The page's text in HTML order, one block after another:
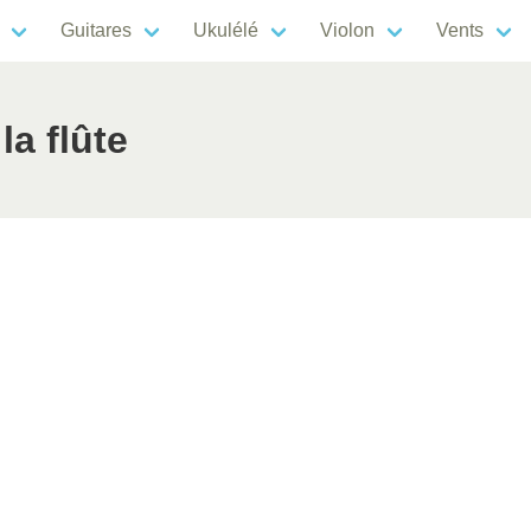
Guitares Ukulélé Violon Vents
flûte